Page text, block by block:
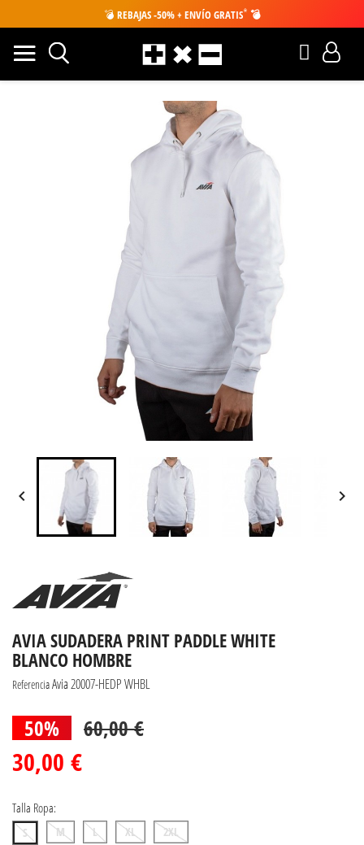
💣 REBAJAS -50% + ENVÍO GRATIS* 💣
 
AVIA SUDADERA PRINT PADDLE WHITE
BLANCO HOMBRE
ReferenciaAvia 20007-HEDP WHBL
50% 60,00 €
30,00 €
Talla Ropa:
S M L XL 2XL